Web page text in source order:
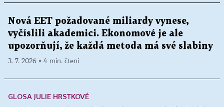
Nová EET požadované miliardy vynese,
vyčíslili akademici. Ekonomové je ale
upozorňují, že každá metoda má své slabiny
3. 7. 2026 ▪ 4 min. čtení
GLOSA JULIE HRSTKOVÉ